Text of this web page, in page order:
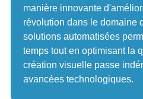
manière innovante
révolution dans le domaine
solutions automatisées
temps tout en optimisant la
création visuelle passe
avancées technologiques.